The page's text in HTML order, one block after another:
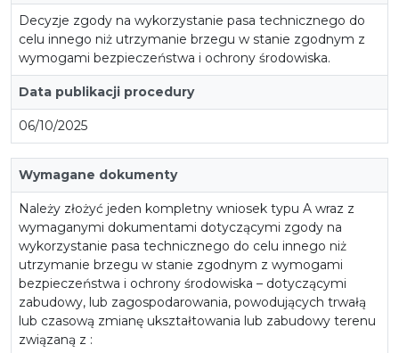
Decyzje zgody na wykorzystanie pasa technicznego do
celu innego niż utrzymanie brzegu w stanie zgodnym z
wymogami bezpieczeństwa i ochrony środowiska.
Data publikacji procedury
06/10/2025
Wymagane dokumenty
Należy złożyć jeden kompletny wniosek typu A wraz z
wymaganymi dokumentami dotyczącymi zgody na
wykorzystanie pasa technicznego do celu innego niż
utrzymanie brzegu w stanie zgodnym z wymogami
bezpieczeństwa i ochrony środowiska – dotyczącymi
zabudowy, lub zagospodarowania, powodujących trwałą
lub czasową zmianę ukształtowania lub zabudowy terenu
związaną z :